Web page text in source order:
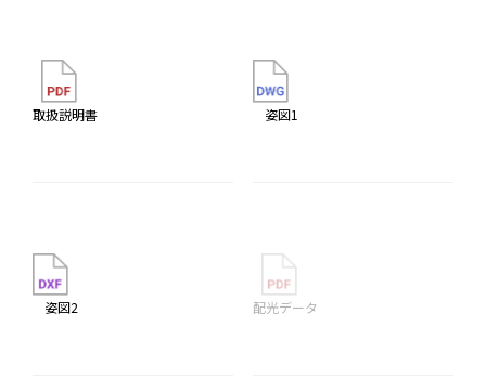
取扱説明書 姿図1
姿図2 配光データ